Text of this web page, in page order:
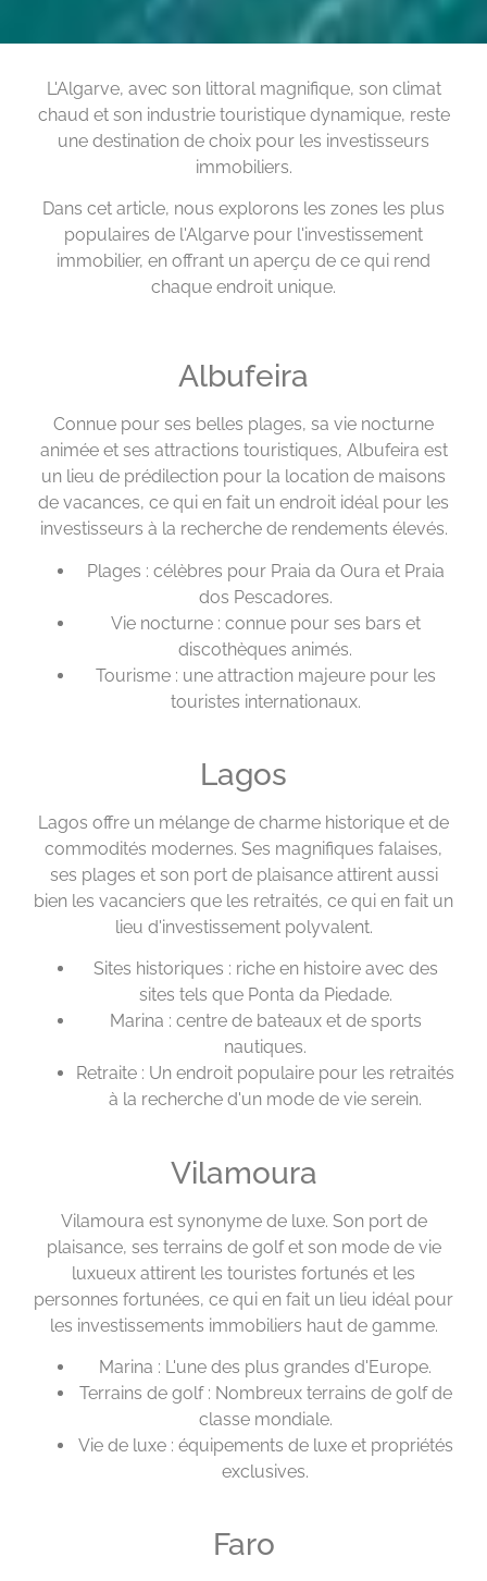
L'Algarve, avec son littoral magnifique, son climat
chaud et son industrie touristique dynamique, reste
une destination de choix pour les investisseurs
immobiliers.
Dans cet article, nous explorons les zones les plus
populaires de l'Algarve pour l'investissement
immobilier, en offrant un aperçu de ce qui rend
chaque endroit unique.
Albufeira
Connue pour ses belles plages, sa vie nocturne
animée et ses attractions touristiques, Albufeira est
un lieu de prédilection pour la location de maisons
de vacances, ce qui en fait un endroit idéal pour les
investisseurs à la recherche de rendements élevés.
Plages : célèbres pour Praia da Oura et Praia
dos Pescadores.
Vie nocturne : connue pour ses bars et
discothèques animés.
Tourisme : une attraction majeure pour les
touristes internationaux.
Lagos
Lagos offre un mélange de charme historique et de
commodités modernes. Ses magnifiques falaises,
ses plages et son port de plaisance attirent aussi
bien les vacanciers que les retraités, ce qui en fait un
lieu d'investissement polyvalent.
Sites historiques : riche en histoire avec des
sites tels que Ponta da Piedade.
Marina : centre de bateaux et de sports
nautiques.
Retraite : Un endroit populaire pour les retraités
à la recherche d'un mode de vie serein.
Vilamoura
Vilamoura est synonyme de luxe. Son port de
plaisance, ses terrains de golf et son mode de vie
luxueux attirent les touristes fortunés et les
personnes fortunées, ce qui en fait un lieu idéal pour
les investissements immobiliers haut de gamme.
Marina : L'une des plus grandes d'Europe.
Terrains de golf : Nombreux terrains de golf de
classe mondiale.
Vie de luxe : équipements de luxe et propriétés
exclusives.
Faro